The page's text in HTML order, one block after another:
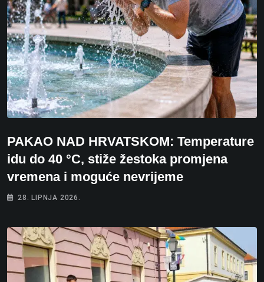
PAKAO NAD HRVATSKOM: Temperature
idu do 40 °C, stiže žestoka promjena
vremena i moguće nevrijeme
28. LIPNJA 2026.